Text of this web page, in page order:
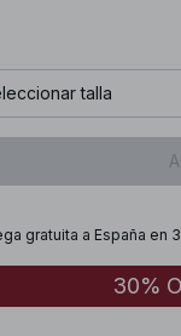
talla
gratuita a España en
30%